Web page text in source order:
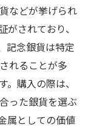
などが挙げられ
されており、
記念銀貨は特定
れることが多
購入の際は、
った銀貨を選ぶ
属としての価値